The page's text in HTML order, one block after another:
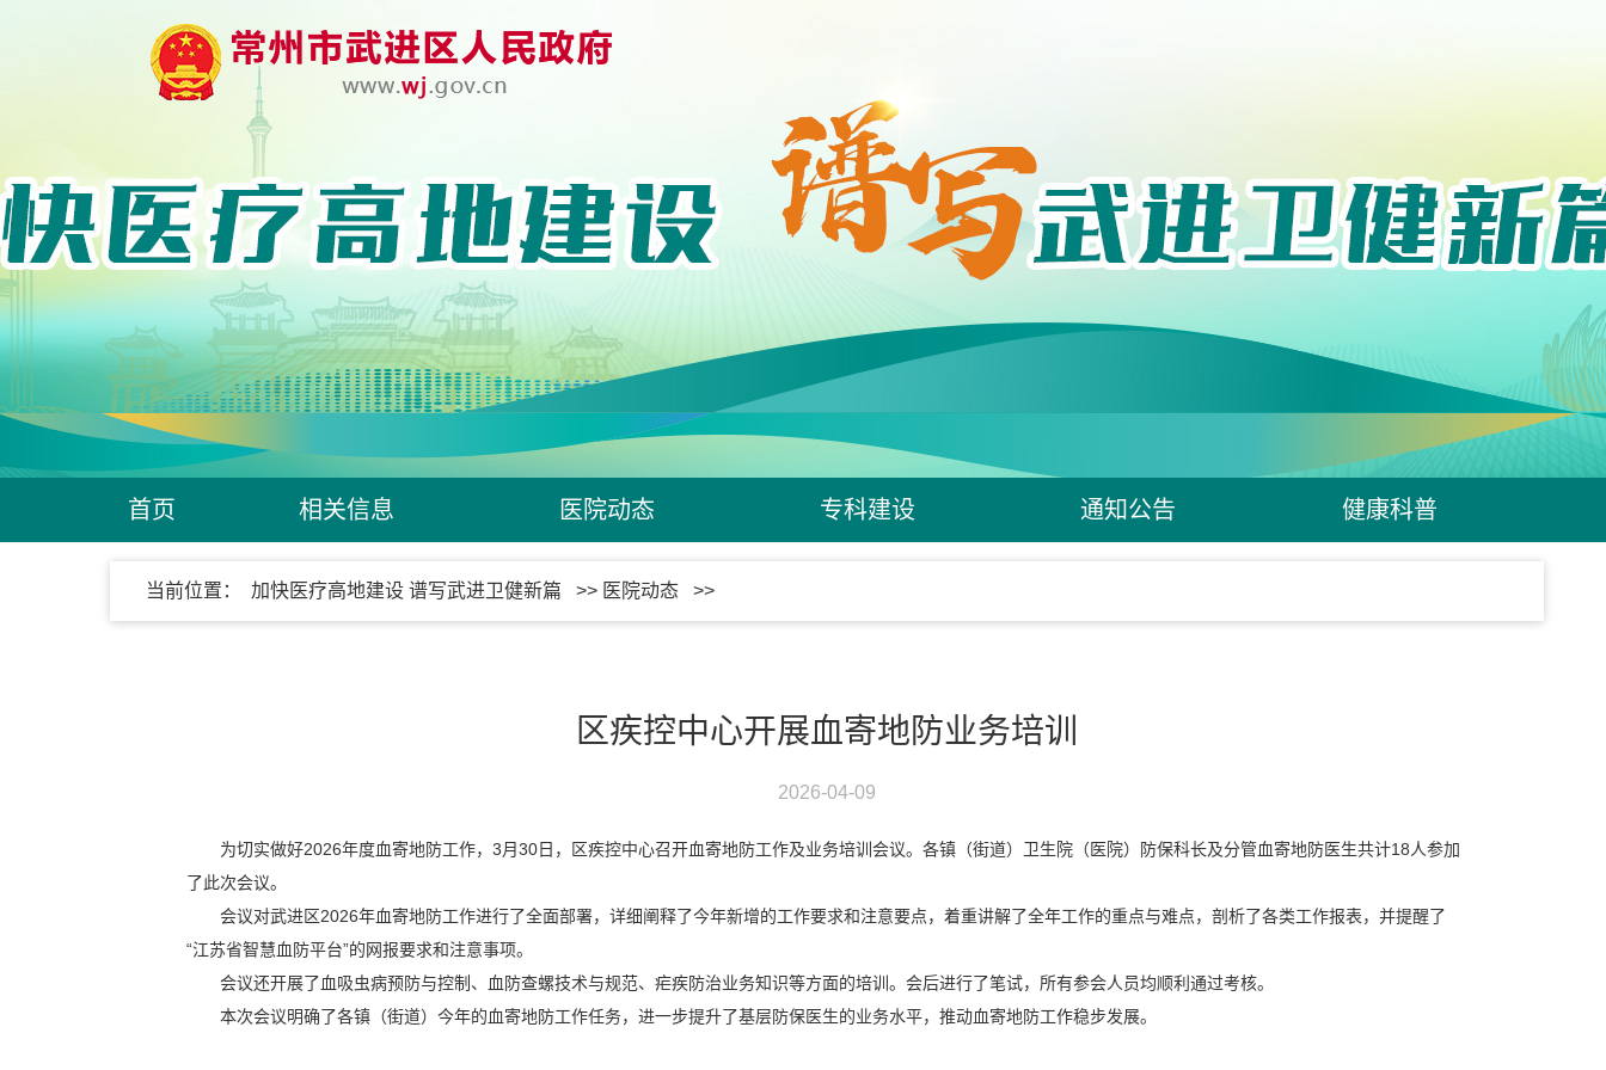
首页 相关信息 医院动态 专科建设 通知公告 健康科普
当前位置： 加快医疗高地建设 谱写武进卫健新篇 >> 医院动态 >>
区疾控中心开展血寄地防业务培训
2026-04-09
为切实做好2026年度血寄地防工作，3月30日，区疾控中心召开血寄地防工作及业务培训会议。各镇（街道）卫生院（医院）防保科长及分管血寄地防医生共计18人参加
了此次会议。
会议对武进区2026年血寄地防工作进行了全面部署，详细阐释了今年新增的工作要求和注意要点，着重讲解了全年工作的重点与难点，剖析了各类工作报表，并提醒了
“江苏省智慧血防平台”的网报要求和注意事项。
会议还开展了血吸虫病预防与控制、血防查螺技术与规范、疟疾防治业务知识等方面的培训。会后进行了笔试，所有参会人员均顺利通过考核。
本次会议明确了各镇（街道）今年的血寄地防工作任务，进一步提升了基层防保医生的业务水平，推动血寄地防工作稳步发展。